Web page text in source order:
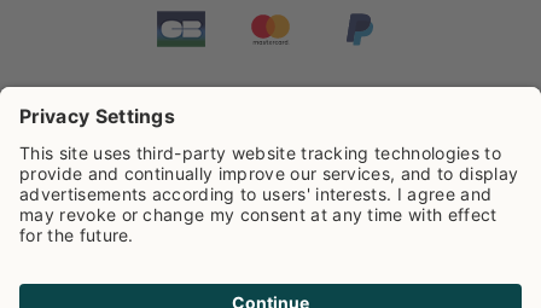
sur la base de507Avis